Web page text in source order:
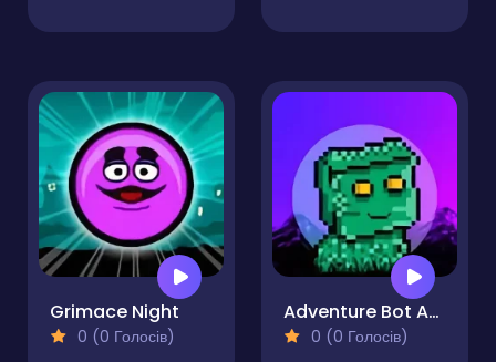
Grimace Night
0 (0 Голосів)
Adventure Bot Action Platformer
0 (0 Голосів)